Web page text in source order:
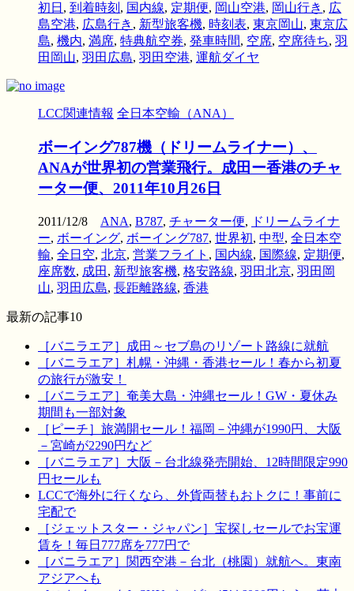
初日 , 到着時刻 , 国内線, 定期便, 岡山空港, 岡山行き , 広
島空港, 広島行き , 新型旅客機, 時刻表, 東京岡山, 東京広
島, 機内, 満席, 特典航空券, 発車時間, 空席, 空席待ち, 羽
田岡山, 羽田広島, 羽田空港, 運航ダイヤ
LCC関連情報 全日本空輸（ANA）
ボーイング787機（ドリームライナー）、
ANAが世界初の営業飛行。成田ー香港のチャ
ーター便、2011年10月26日
2011/12/8 ANA, B787, チャーター便, ドリームライナ
ー, ボーイング, ボーイング787, 世界初, 中型, 全日本空
輸, 全日空, 北京, 営業フライト , 国内線, 国際線, 定期便,
座席数, 成田 , 新型旅客機, 格安路線, 羽田北京, 羽田岡
山, 羽田広島, 長距離路線, 香港
最新の記事10
［バニラエア］成田～セブ島のリゾート路線に就航
［バニラエア］札幌・沖縄・香港セール！春から初夏
の旅行が激安！
［バニラエア］奄美大島・沖縄セール！GW・夏休み
期間も一部対象
［ピーチ］旅満開セール！福岡－沖縄が1990円、大阪
－宮崎が2290円など
［バニラエア］大阪－台北線発売開始、12時間限定990
円セールも
LCCで海外に行くなら、外貨両替もおトクに！事前に
宅配で
［ジェットスター・ジャパン］宝探しセールでお宝運
賃を！毎日777席を777円で
［バニラエア］関西空港－台北（桃園）就航へ。東南
アジアへも